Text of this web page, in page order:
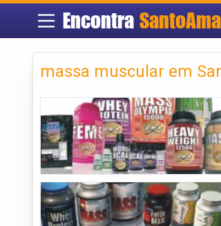
Encontra
massa muscular em